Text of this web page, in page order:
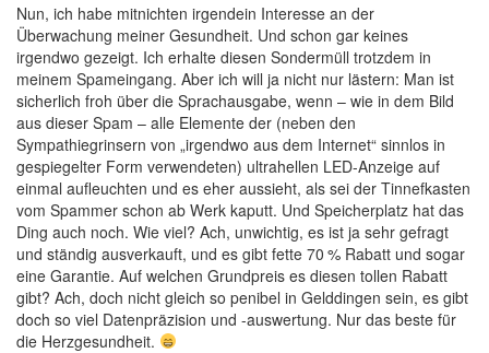
Nun, ich habe mitnichten irgendein Interesse an der
Überwachung meiner Gesundheit. Und schon gar keines
irgendwo gezeigt. Ich erhalte diesen Sondermüll trotzdem in
meinem Spameingang. Aber ich will ja nicht nur lästern: Man ist
sicherlich froh über die Sprachausgabe, wenn – wie in dem Bild
aus dieser Spam – alle Elemente der (neben den
Sympathiegrinsern von „irgendwo aus dem Internet“ sinnlos in
gespiegelter Form verwendeten) ultrahellen LED-Anzeige auf
einmal aufleuchten und es eher aussieht, als sei der Tinnefkasten
vom Spammer schon ab Werk kaputt. Und Speicherplatz hat das
Ding auch noch. Wie viel? Ach, unwichtig, es ist ja sehr gefragt
und ständig ausverkauft, und es gibt fette 70 % Rabatt und sogar
eine Garantie. Auf welchen Grundpreis es diesen tollen Rabatt
gibt? Ach, doch nicht gleich so penibel in Gelddingen sein, es gibt
doch so viel Datenpräzision und -auswertung. Nur das beste für
die Herzgesundheit.